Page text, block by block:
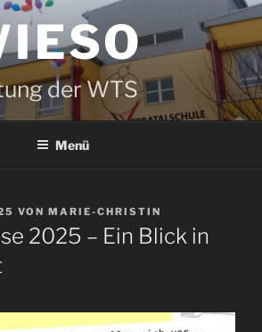
der WTS
Menü
VON MARIE-CHRISTIN
2025 – Ein Blick in